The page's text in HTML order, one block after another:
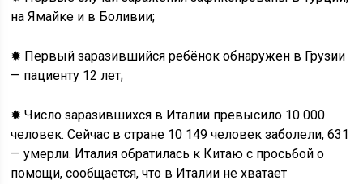
на Ямайке и в Боливии;
✹ Первый заразившийся ребёнок обнаружен в Грузии
— пациенту 12 лет;
✹ Число заразившихся в Италии превысило 10 000
человек. Сейчас в стране 10 149 человек заболели, 631
— умерли. Италия обратилась к Китаю с просьбой о
помощи, сообщается, что в Италии не хватает